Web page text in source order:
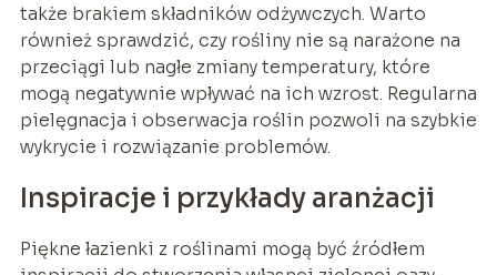
także brakiem składników odżywczych. Warto
również sprawdzić, czy rośliny nie są narażone na
przeciągi lub nagłe zmiany temperatury, które
mogą negatywnie wpływać na ich wzrost. Regularna
pielęgnacja i obserwacja roślin pozwoli na szybkie
wykrycie i rozwiązanie problemów.
Inspiracje i przykłady aranżacji
Piękne łazienki z roślinami mogą być źródłem